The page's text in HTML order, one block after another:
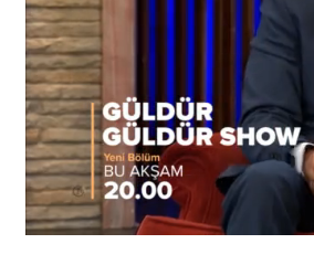
Sessiz